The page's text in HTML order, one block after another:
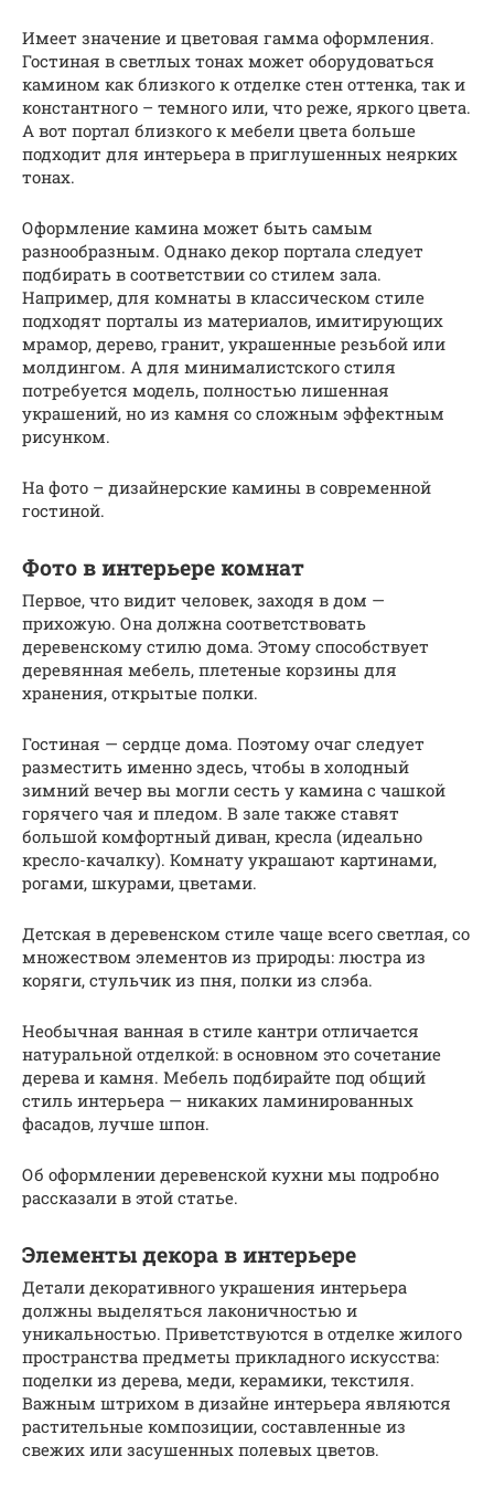
Имеет значение и цветовая гамма оформления.
Гостиная в светлых тонах может оборудоваться
камином как близкого к отделке стен оттенка, так и
константного – темного или, что реже, яркого цвета.
А вот портал близкого к мебели цвета больше
подходит для интерьера в приглушенных неярких
тонах.
Оформление камина может быть самым
разнообразным. Однако декор портала следует
подбирать в соответствии со стилем зала.
Например, для комнаты в классическом стиле
подходят порталы из материалов, имитирующих
мрамор, дерево, гранит, украшенные резьбой или
молдингом. А для минималистского стиля
потребуется модель, полностью лишенная
украшений, но из камня со сложным эффектным
рисунком.
На фото – дизайнерские камины в современной
гостиной.
Фото в интерьере комнат
Первое, что видит человек, заходя в дом —
прихожую. Она должна соответствовать
деревенскому стилю дома. Этому способствует
деревянная мебель, плетеные корзины для
хранения, открытые полки.
Гостиная — сердце дома. Поэтому очаг следует
разместить именно здесь, чтобы в холодный
зимний вечер вы могли сесть у камина с чашкой
горячего чая и пледом. В зале также ставят
большой комфортный диван, кресла (идеально
кресло-качалку). Комнату украшают картинами,
рогами, шкурами, цветами.
Детская в деревенском стиле чаще всего светлая, со
множеством элементов из природы: люстра из
коряги, стульчик из пня, полки из слэба.
Необычная ванная в стиле кантри отличается
натуральной отделкой: в основном это сочетание
дерева и камня. Мебель подбирайте под общий
стиль интерьера — никаких ламинированных
фасадов, лучше шпон.
Об оформлении деревенской кухни мы подробно
рассказали в этой статье.
Элементы декора в интерьере
Детали декоративного украшения интерьера
должны выделяться лаконичностью и
уникальностью. Приветствуются в отделке жилого
пространства предметы прикладного искусства:
поделки из дерева, меди, керамики, текстиля.
Важным штрихом в дизайне интерьера являются
растительные композиции, составленные из
свежих или засушенных полевых цветов.